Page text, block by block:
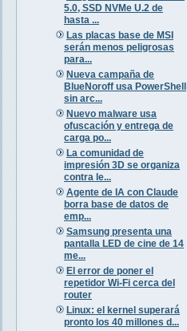
5.0, SSD NVMe U.2 de
hasta ...
Las placas base de MSI
serán menos peligrosas
para...
Nueva campaña de
BlueNoroff usa PowerShell
sin arc...
Nuevo malware usa
ofuscación y entrega de
carga po...
La comunidad de
impresión 3D se organiza
contra le...
Agente de IA con Claude
borra base de datos de
emp...
Samsung presenta una
pantalla LED de cine de 14
me...
El error de poner el
repetidor Wi-Fi cerca del
router
Linux: el kernel superará
pronto los 40 millones d...